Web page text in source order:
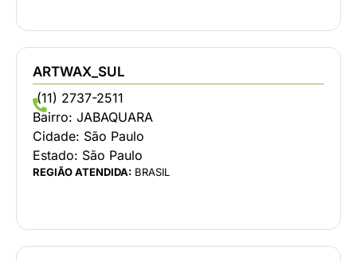
ARTWAX_SUL
(11) 2737-2511
Bairro: JABAQUARA
Cidade: São Paulo
Estado: São Paulo
REGIÃO ATENDIDA: BRASIL